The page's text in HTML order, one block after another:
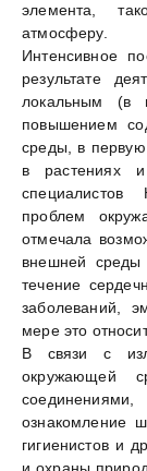
элемента,
атмосферу.
Интенсивное
результате
локальным (в
повышением
среды, в
в растениях
специалистов
проблем
отмечала
внешней среды
течение
заболеваний,
мере это
В связи с
окружающей
ознакомление
гигиенистов и
и охраны